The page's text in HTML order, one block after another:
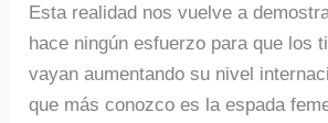
Esta realidad nos vuelve a
hace ningún esfuerzo para que los
vayan aumentando su nivel
que más conozco es la espada